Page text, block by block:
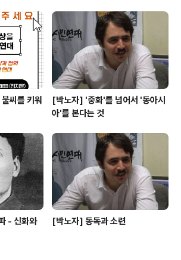
씨를 키워
[박노자] '중화'를 넘어서 '동아시
아'를 본다는 것
- 신화와
[박노자] 동독과 소련